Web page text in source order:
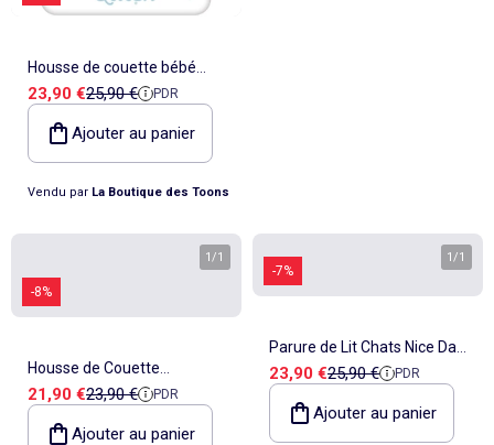
Housse de couette bébé
coton imprimé Lilo & Stitch
Disney 100 cm x 135 cm
Prix de vente
23,90 €Prix de référence
25,90 € PDR
Ajouter au panier
Vendu par La Boutique des Toons
-8%
1 /1
Housse de Couette
Dinosaures 100x135 cm +
Taie - Parure de Lit Bébé
Prix de vente
21,90 €Prix de référence
23,90 € PDR
Ajouter au panier
-7%
1 /1
Parure de Lit Chats Nice Day
100x135 cm - Housse de
couette enfant
Prix de vente
23,90 €Prix de référence
25,90 € PDR
Ajouter au panier